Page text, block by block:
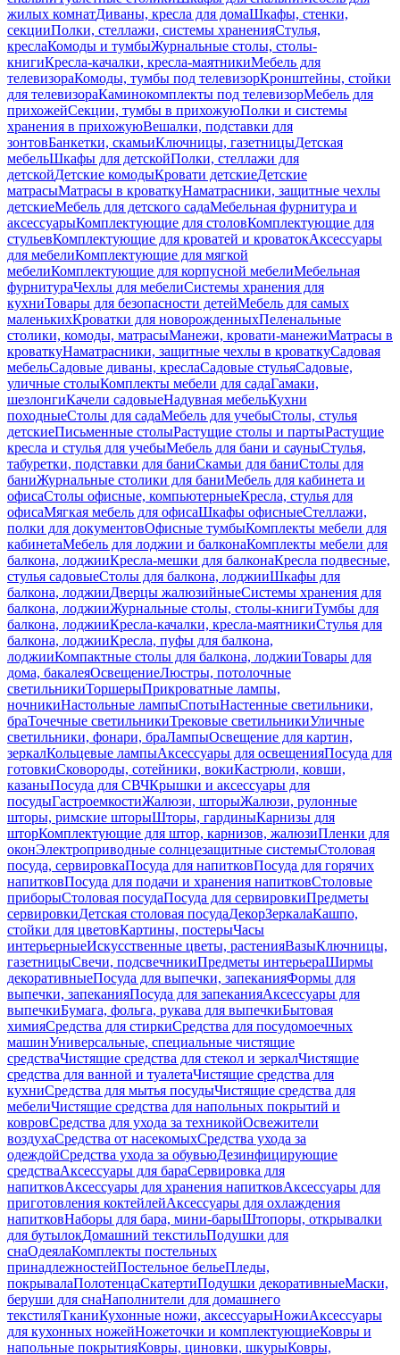
жилых комнатДиваны, кресла для домаШкафы, стенки,
секцииПолки, стеллажи, системы храненияСтулья,
креслаКомоды и тумбыЖурнальные столы, столы-
книгиКресла-качалки, кресла-маятникиМебель для
телевизораКомоды, тумбы под телевизорКронштейны, стойки
для телевизораКаминокомплекты под телевизорМебель для
прихожейСекции, тумбы в прихожуюПолки и системы
хранения в прихожуюВешалки, подставки для
зонтовБанкетки, скамьиКлючницы, газетницыДетская
мебельШкафы для детскойПолки, стеллажи для
детскойДетские комодыКровати детскиеДетские
матрасыМатрасы в кроваткуНаматрасники, защитные чехлы
детскиеМебель для детского садаМебельная фурнитура и
аксессуарыКомплектующие для столовКомплектующие для
стульевКомплектующие для кроватей и кроватокАксессуары
для мебелиКомплектующие для мягкой
мебелиКомплектующие для корпусной мебелиМебельная
фурнитураЧехлы для мебелиСистемы хранения для
кухниТовары для безопасности детейМебель для самых
маленькихКроватки для новорожденныхПеленальные
столики, комоды, матрасыМанежи, кровати-манежиМатрасы в
кроваткуНаматрасники, защитные чехлы в кроваткуСадовая
мебельСадовые диваны, креслаСадовые стульяСадовые,
уличные столыКомплекты мебели для садаГамаки,
шезлонгиКачели садовыеНадувная мебельКухни
походныеСтолы для садаМебель для учебыСтолы, стулья
детскиеПисьменные столыРастущие столы и партыРастущие
кресла и стулья для учебыМебель для бани и сауныСтулья,
табуретки, подставки для баниСкамьи для баниСтолы для
баниЖурнальные столики для баниМебель для кабинета и
офисаСтолы офисные, компьютерныеКресла, стулья для
офисаМягкая мебель для офисаШкафы офисныеСтеллажи,
полки для документовОфисные тумбыКомплекты мебели для
кабинетаМебель для лоджии и балконаКомплекты мебели для
балкона, лоджииКресла-мешки для балконаКресла подвесные,
стулья садовыеСтолы для балкона, лоджииШкафы для
балкона, лоджииДверцы жалюзийныеСистемы хранения для
балкона, лоджииЖурнальные столы, столы-книгиТумбы для
балкона, лоджииКресла-качалки, кресла-маятникиСтулья для
балкона, лоджииКресла, пуфы для балкона,
лоджииКомпактные столы для балкона, лоджииТовары для
дома, бакалеяОсвещениеЛюстры, потолочные
светильникиТоршерыПрикроватные лампы,
ночникиНастольные лампыСпотыНастенные светильники,
браТочечные светильникиТрековые светильникиУличные
светильники, фонари, браЛампыОсвещение для картин,
зеркалКольцевые лампыАксессуары для освещенияПосуда для
готовкиСковороды, сотейники, вокиКастрюли, ковши,
казаныПосуда для СВЧКрышки и аксессуары для
посудыГастроемкостиЖалюзи, шторыЖалюзи, рулонные
шторы, римские шторыШторы, гардиныКарнизы для
шторКомплектующие для штор, карнизов, жалюзиПленки для
оконЭлектроприводные солнцезащитные системыСтоловая
посуда, сервировкаПосуда для напитковПосуда для горячих
напитковПосуда для подачи и хранения напитковСтоловые
приборыСтоловая посудаПосуда для сервировкиПредметы
сервировкиДетская столовая посудаДекорЗеркалаКашпо,
стойки для цветовКартины, постерыЧасы
интерьерныеИскусственные цветы, растенияВазыКлючницы,
газетницыСвечи, подсвечникиПредметы интерьераШирмы
декоративныеПосуда для выпечки, запеканияФормы для
выпечки, запеканияПосуда для запеканияАксессуары для
выпечкиБумага, фольга, рукава для выпечкиБытовая
химияСредства для стиркиСредства для посудомоечных
машинУниверсальные, специальные чистящие
средстваЧистящие средства для стекол и зеркалЧистящие
средства для ванной и туалетаЧистящие средства для
кухниСредства для мытья посудыЧистящие средства для
мебелиЧистящие средства для напольных покрытий и
ковровСредства для ухода за техникойОсвежители
воздухаСредства от насекомыхСредства ухода за
одеждойСредства ухода за обувьюДезинфицирующие
средстваАксессуары для бараСервировка для
напитковАксессуары для хранения напитковАксессуары для
приготовления коктейлейАксессуары для охлаждения
напитковНаборы для бара, мини-барыШтопоры, открывалки
для бутылокДомашний текстильПодушки для
снаОдеялаКомплекты постельных
принадлежностейПостельное бельеПледы,
покрывалаПолотенцаСкатертиПодушки декоративныеМаски,
беруши для снаНаполнители для домашнего
текстиляТканиКухонные ножи, аксессуарыНожиАксессуары
для кухонных ножейНожеточки и комплектующиеКовры и
напольные покрытияКовры, циновки, шкурыКовры,